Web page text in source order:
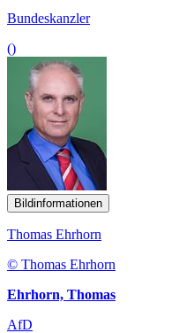
Bundeskanzler
()
Bildinformationen
Thomas Ehrhorn
© Thomas Ehrhorn
Ehrhorn, Thomas
AfD